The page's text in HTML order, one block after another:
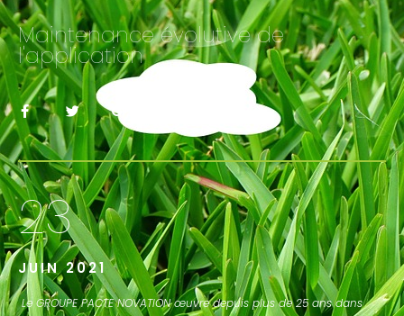
Maintenance évolutive de
l'application
Le GROUPE PACTE NOVATION œuvre depuis plus de 25 ans dans
23
JUIN 2021